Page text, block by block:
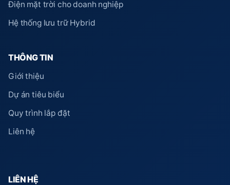
Điện mặt trời cho doanh nghiệp
Hệ thống lưu trữ Hybrid
THÔNG TIN
Giới thiệu
Dự án tiêu biểu
Quy trình lắp đặt
Liên hệ
LIÊN HỆ